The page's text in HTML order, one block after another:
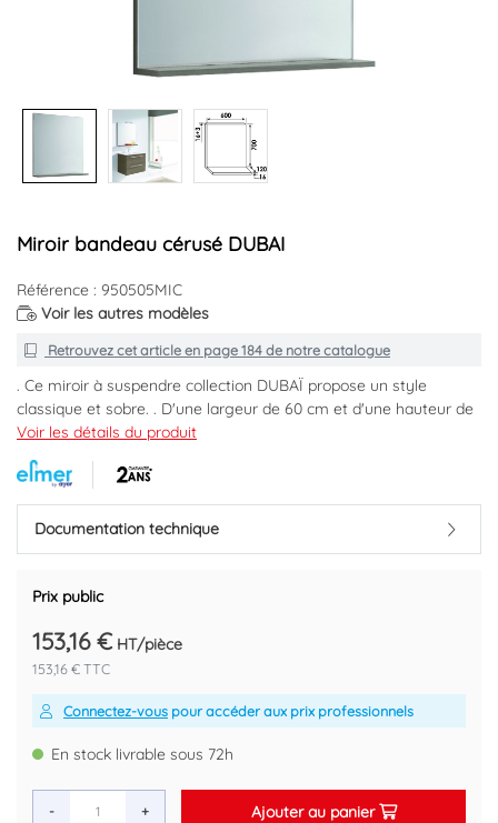
Miroir bandeau cérusé DUBAI
Référence : 950505MIC
Voir les autres modèles
Retrouvez cet article en page 184de notre catalogue
. Ce miroir à suspendre collection DUBAÏ propose un style
classique et sobre. . D'une largeur de 60 cm et d'une hauteur de
70cm, ce miroir de 3mm d'épaisseur est collé sur un panneau en
particules (MDF) d'épaisseur 16mm complétée par une tablette
en façade d'une profondeur de 12cm. . Le champ du miroir et la
tablette sont de couleur Cérusé assortie au meuble de salle de
bain de la même collection pour donner un esthétisme
harmonieux à votre salle de bain. . Livré sans visserie de fixation
Marque : ELMER BY AYOR
Voir les détails du produit
Documentation technique
Prix public
153,16 € HT/pièce
153,16 € TTC
Connectez-vous pour accéder aux prix professionnels
En stock livrable sous 72h
- + Ajouter au panier